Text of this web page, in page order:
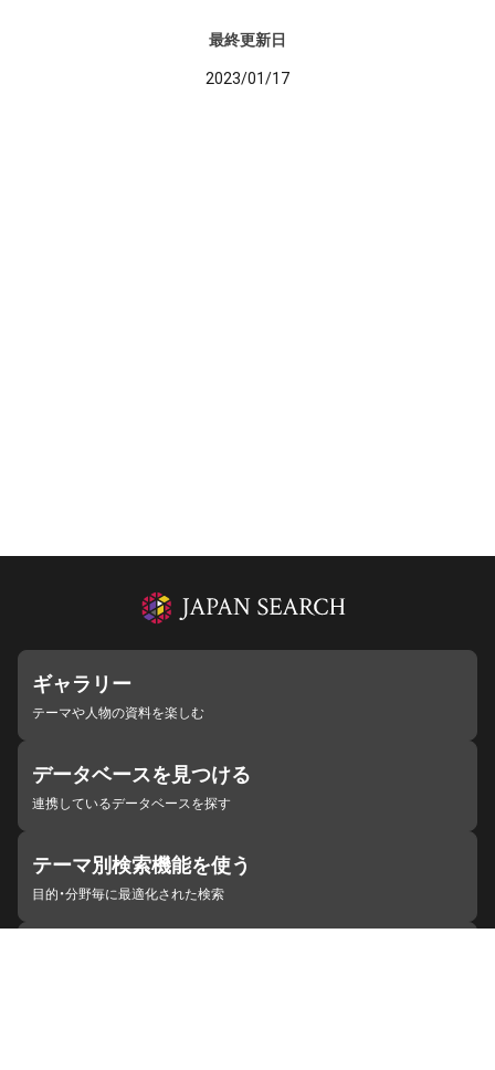
最終更新日
2023/01/17
ギャラリー
テーマや人物の資料を楽しむ
データベースを見つける
連携しているデータベースを探す
テーマ別検索機能を使う
目的・分野毎に最適化された検索